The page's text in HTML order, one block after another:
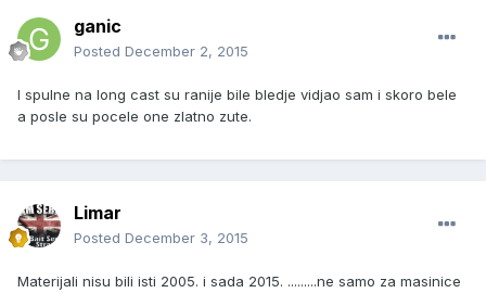
ganic
Posted December 2, 2015
I spulne na long cast su ranije bile bledje vidjao sam i skoro bele
a posle su pocele one zlatno zute.
Limar
Posted December 3, 2015
Materijali nisu bili isti 2005. i sada 2015. .........ne samo za masinice